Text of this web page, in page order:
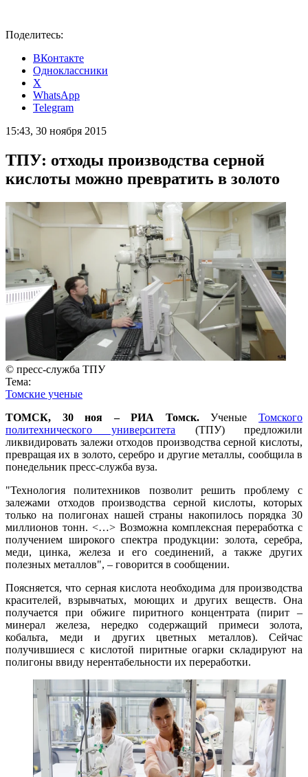
Поделитесь:
ВКонтакте
Одноклассники
X
WhatsApp
Telegram
15:43, 30 ноября 2015
ТПУ: отходы производства серной
кислоты можно превратить в золото
© пресс-служба ТПУ
Тема:
Томские ученые
ТОМСК, 30 ноя – РИА Томск.УченыеТомского
политехнического университета (ТПУ) предложили
ликвидировать залежи отходов производства серной кислоты,
превращая их в золото, серебро и другие металлы, сообщила в
понедельник пресс-служба вуза.
"Технология политехников позволит решить проблему с
залежами отходов производства серной кислоты, которых
только на полигонах нашей страны накопилось порядка 30
миллионов тонн. <…> Возможна комплексная переработка с
получением широкого спектра продукции: золота, серебра,
меди, цинка, железа и его соединений, а также других
полезных металлов", – говорится в сообщении.
Поясняется, что серная кислота необходима для производства
красителей, взрывчатых, моющих и других веществ. Она
получается при обжиге пиритного концентрата (пирит –
минерал железа, нередко содержащий примеси золота,
кобальта, меди и других цветных металлов). Сейчас
получившиеся с кислотой пиритные огарки складируют на
полигоны ввиду нерентабельности их переработки.